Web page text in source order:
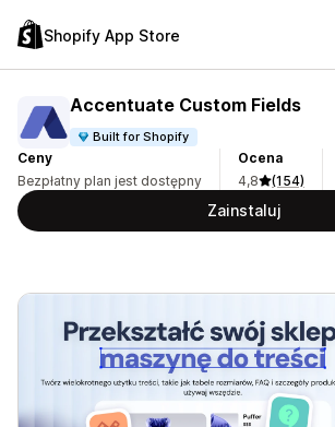
Shopify App Store
Accentuate Custom Fields
Built for Shopify
Ceny
Bezpłatny plan jest dostępny
Ocena
4,8
(154)
Zainstaluj